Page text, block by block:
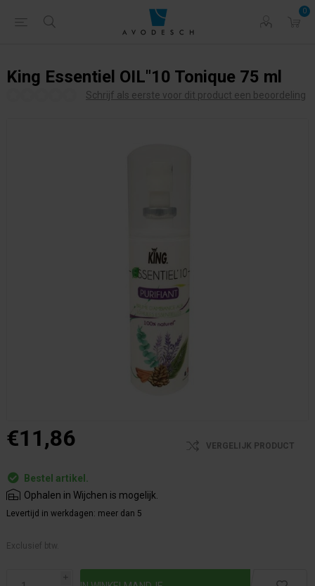
0
King Essentiel OIL"10 Tonique 75 ml
Schrijf als eerste voor dit product een beoordeling
€11,86 VERGELIJK PRODUCT
Bestel artikel.
Ophalen in Wijchen is mogelijk.
Levertijd in werkdagen: meer dan 5
Exclusief btw.
i